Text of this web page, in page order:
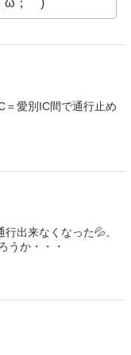
ω；｀)
愛別IC間で通行止め
出来なくなった💦。
うか・・・